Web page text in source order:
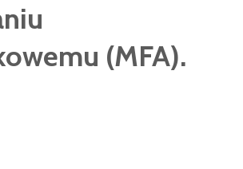
(MFA).